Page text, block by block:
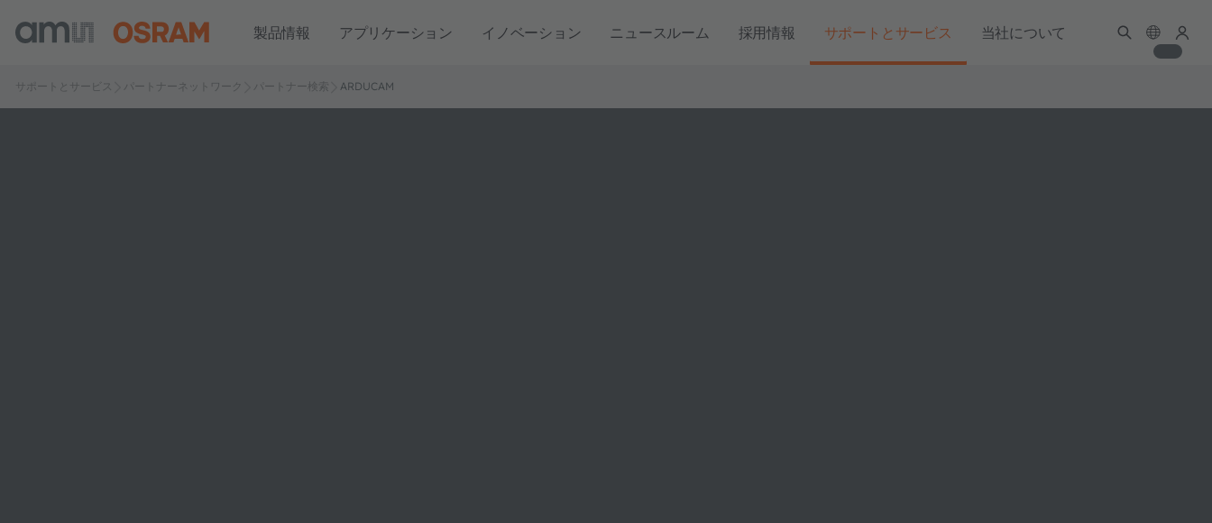
製品情報 アプリケーション イノベーション ニュースルーム 採用情報 サポートとサービス 当社について
サポートとサービス パートナーネットワーク パートナー検索 ARDUCAM